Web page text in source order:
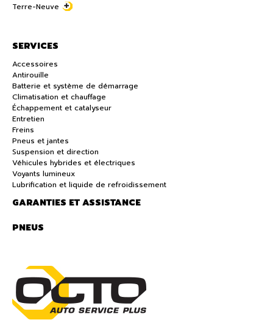
Terre-Neuve
SERVICES
Accessoires
Antirouille
Batterie et système de démarrage
Climatisation et chauffage
Échappement et catalyseur
Entretien
Freins
Pneus et jantes
Suspension et direction
Véhicules hybrides et électriques
Voyants lumineux
Lubrification et liquide de refroidissement
GARANTIES ET ASSISTANCE
PNEUS